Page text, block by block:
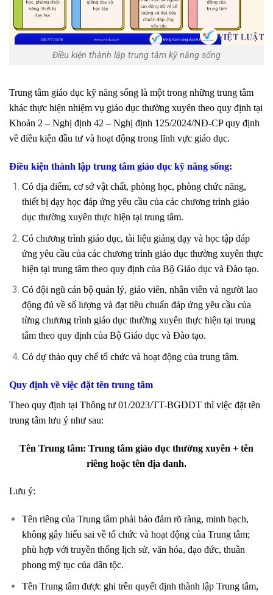
Điều kiện thành lập trung tâm kỹ năng sống
Trung tâm giáo dục kỹ năng sống là một trong những trung tâm
khác thực hiện nhiệm vụ giáo dục thường xuyên theo quy định tại
Khoản 2 – Nghị định 42 – Nghị định 125/2024/NĐ-CP quy định
về điều kiện đầu tư và hoạt động trong lĩnh vực giáo dục.
Điều kiện thành lập trung tâm giáo dục kỹ năng sống:
Có địa điểm, cơ sở vật chất, phòng học, phòng chức năng,
thiết bị dạy học đáp ứng yêu cầu của các chương trình giáo
dục thường xuyên thực hiện tại trung tâm.
Có chương trình giáo dục, tài liệu giảng dạy và học tập đáp
ứng yêu cầu của các chương trình giáo dục thường xuyên thực
hiện tại trung tâm theo quy định của Bộ Giáo dục và Đào tạo.
Có đội ngũ cán bộ quản lý, giáo viên, nhân viên và người lao
động đủ về số lượng và đạt tiêu chuẩn đáp ứng yêu cầu của
từng chương trình giáo dục thường xuyên thực hiện tại trung
tâm theo quy định của Bộ Giáo dục và Đào tạo.
Có dự thảo quy chế tổ chức và hoạt động của trung tâm.
Quy định về việc đặt tên trung tâm
Theo quy định tại Thông tư 01/2023/TT-BGDDT thì việc đặt tên
trung tâm lưu ý như sau:
Tên Trung tâm: Trung tâm giáo dục thường xuyên + tên
riêng hoặc tên địa danh.
Lưu ý:
Tên riêng của Trung tâm phải bảo đảm rõ ràng, minh bạch,
không gây hiểu sai về tổ chức và hoạt động của Trung tâm;
phù hợp với truyền thống lịch sử, văn hóa, đạo đức, thuần
phong mỹ tục của dân tộc.
Tên Trung tâm được ghi trên quyết định thành lập Trung tâm,